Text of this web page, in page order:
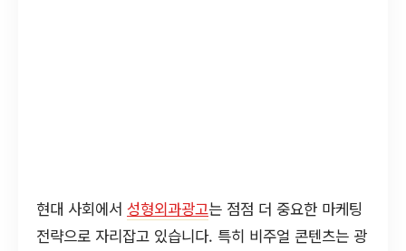
현대 사회에서 성형외과광고는 점점 더 중요한 마케팅
전략으로 자리잡고 있습니다. 특히 비주얼 콘텐츠는 광